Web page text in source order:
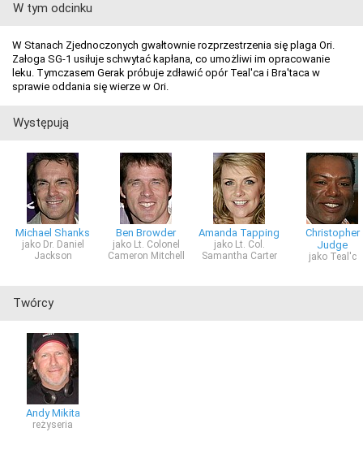
W tym odcinku
W Stanach Zjednoczonych gwałtownie rozprzestrzenia się plaga Ori.
Załoga SG-1 usiłuje schwytać kapłana, co umożliwi im opracowanie
leku. Tymczasem Gerak próbuje zdławić opór Teal'ca i Bra'taca w
sprawie oddania się wierze w Ori.
Występują
Michael Shanks
jako Dr. Daniel
Jackson
Ben Browder
jako Lt. Colonel
Cameron Mitchell
Amanda Tapping
jako Lt. Col.
Samantha Carter
Christopher
Judge
jako Teal'c
Twórcy
Andy Mikita
reżyseria